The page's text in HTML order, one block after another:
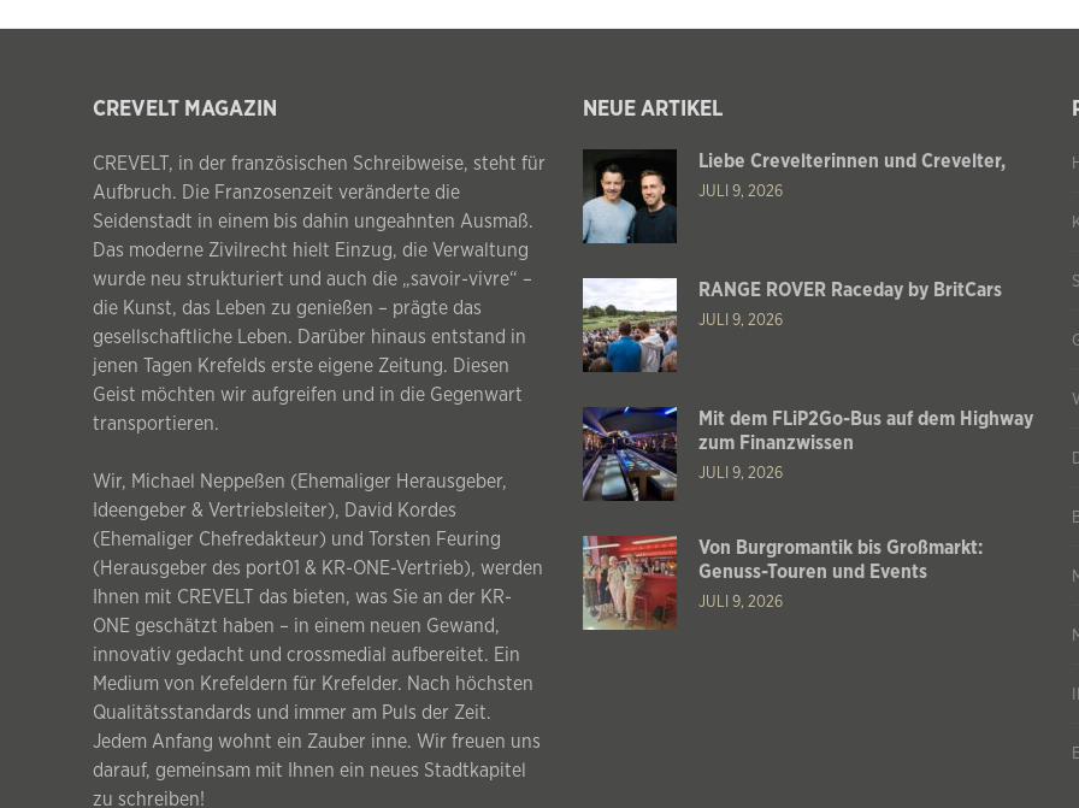
CREVELT MAGAZIN
CREVELT, in der französischen Schreibweise, steht für
Aufbruch. Die Franzosenzeit veränderte die
Seidenstadt in einem bis dahin ungeahnten Ausmaß.
Das moderne Zivilrecht hielt Einzug, die Verwaltung
wurde neu strukturiert und auch die „savoir-vivre“ –
die Kunst, das Leben zu genießen – prägte das
gesellschaftliche Leben. Darüber hinaus entstand in
jenen Tagen Krefelds erste eigene Zeitung. Diesen
Geist möchten wir aufgreifen und in die Gegenwart
transportieren.
Wir, Michael Neppeßen (Ehemaliger Herausgeber,
Ideengeber & Vertriebsleiter), David Kordes
(Ehemaliger Chefredakteur) und Torsten Feuring
(Herausgeber des port01 & KR-ONE-Vertrieb), werden
Ihnen mit CREVELT das bieten, was Sie an der KR-
ONE geschätzt haben – in einem neuen Gewand,
innovativ gedacht und crossmedial aufbereitet. Ein
Medium von Krefeldern für Krefelder. Nach höchsten
Qualitätsstandards und immer am Puls der Zeit.
Jedem Anfang wohnt ein Zauber inne. Wir freuen uns
darauf, gemeinsam mit Ihnen ein neues Stadtkapitel
zu schreiben!
NEUE ARTIKEL
Liebe Crevelterinnen und Crevelter,
JULI 9, 2026
RANGE ROVER Raceday by BritCars
JULI 9, 2026
Mit dem FLiP2Go-Bus auf dem Highway
zum Finanzwissen
JULI 9, 2026
Von Burgromantik bis Großmarkt:
Genuss-Touren und Events
JULI 9, 2026